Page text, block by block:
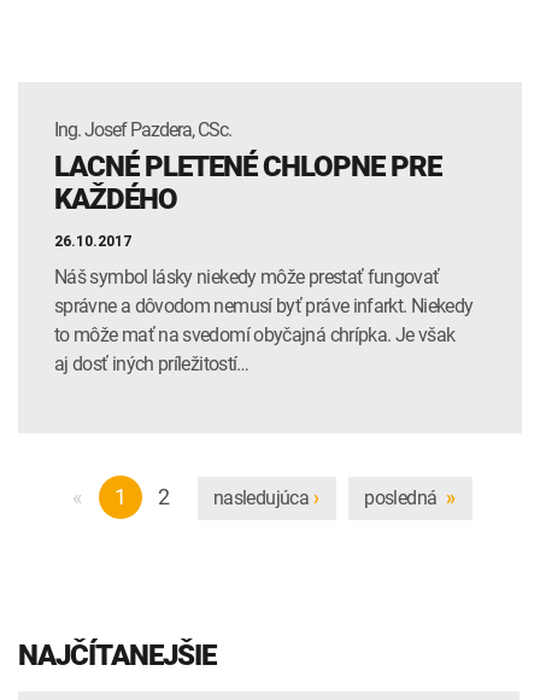
Ing. Josef Pazdera, CSc.
LACNÉ PLETENÉ CHLOPNE PRE
KAŽDÉHO
26.10.2017
Náš symbol lásky niekedy môže prestať fungovať
správne a dôvodom nemusí byť práve infarkt. Niekedy
to môže mať na svedomí obyčajná chrípka. Je však
aj dosť iných príležitostí…
« 1 2 nasledujúca › posledná »
NAJČÍTANEJŠIE